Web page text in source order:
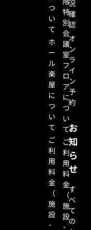
つ
い
て
ホ
ー
ル
楽
屋
に
つ
い
て
ご
利
用
料
金
（
施
設
･
特
別
会
議
室
フ
ロ
ア
に
つ
い
て
ご
利
用
料
金
（
施
設
･
況
確
認
オ
ン
ラ
イ
ン
予
約
お
知
ら
せ
す
べ
て
の